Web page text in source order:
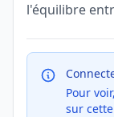
l'équilibre
Pour
sur